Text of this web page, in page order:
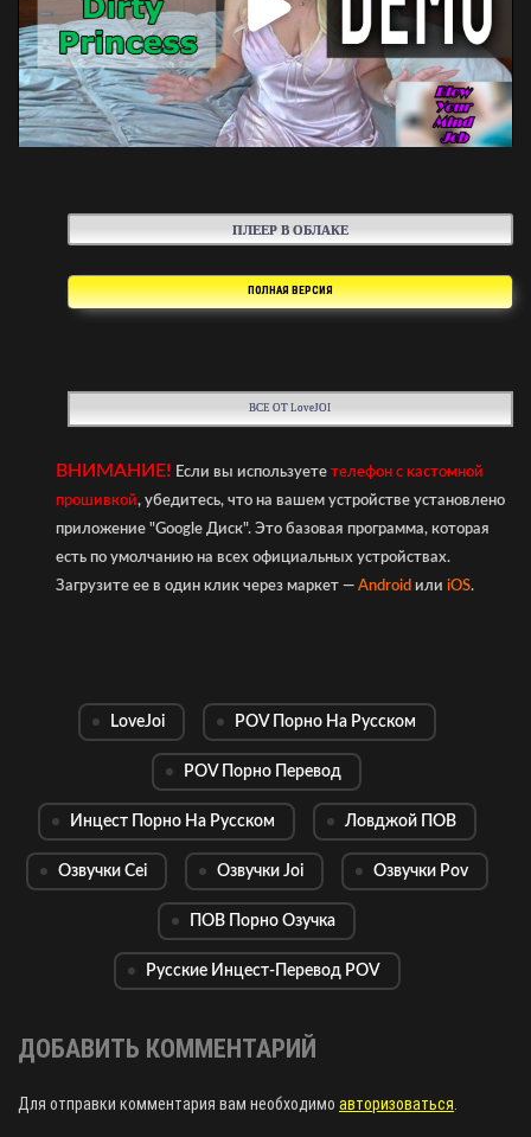
ПЛЕЕР В ОБЛАКЕ
ПОЛНАЯ ВЕРСИЯ
ВСЕ ОТ LoveJOI
ВНИМАНИЕ! Если вы используете телефон с кастомной
прошивкой, убедитесь, что на вашем устройстве установлено
приложение "Google Диск". Это базовая программа, которая
есть по умолчанию на всех официальных устройствах.
Загрузите ее в один клик через маркет — Android или iOS.
LoveJoi POV Порно На Русском
POV Порно Перевод
Инцест Порно На Русском Ловджой ПОВ
Озвучки Cei Озвучки Joi Озвучки Pov
ПОВ Порно Озучка
Русские Инцест-Перевод POV
ДОБАВИТЬ КОММЕНТАРИЙ
Для отправки комментария вам необходимо авторизоваться